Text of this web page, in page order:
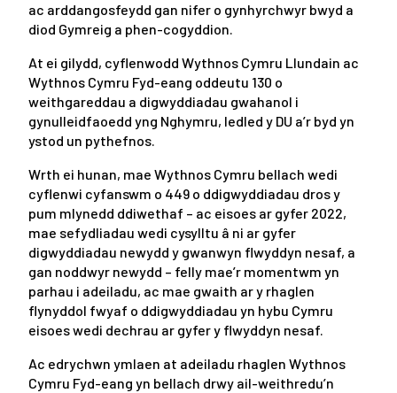
ac arddangosfeydd gan nifer o gynhyrchwyr bwyd a
diod Gymreig a phen-cogyddion.
At ei gilydd, cyflenwodd Wythnos Cymru Llundain ac
Wythnos Cymru Fyd-eang oddeutu 130 o
weithgareddau a digwyddiadau gwahanol i
gynulleidfaoedd yng Nghymru, ledled y DU a’r byd yn
ystod un pythefnos.
Wrth ei hunan, mae Wythnos Cymru bellach wedi
cyflenwi cyfanswm o 449 o ddigwyddiadau dros y
pum mlynedd ddiwethaf – ac eisoes ar gyfer 2022,
mae sefydliadau wedi cysylltu â ni ar gyfer
digwyddiadau newydd y gwanwyn flwyddyn nesaf, a
gan noddwyr newydd – felly mae’r momentwm yn
parhau i adeiladu, ac mae gwaith ar y rhaglen
flynyddol fwyaf o ddigwyddiadau yn hybu Cymru
eisoes wedi dechrau ar gyfer y flwyddyn nesaf.
Ac edrychwn ymlaen at adeiladu rhaglen Wythnos
Cymru Fyd-eang yn bellach drwy ail-weithredu’n